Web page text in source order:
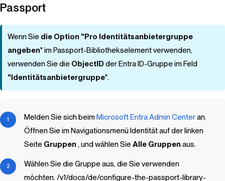
Passport
Wenn Sie die Option "Pro Identitätsanbietergruppe
angeben" im Passport-Bibliothekselement verwenden,
verwenden Sie die ObjectID der Entra ID-Gruppe im Feld
"Identitätsanbietergruppe".
Melden Sie sich beimMicrosoft Entra Admin Centeran.
Öffnen Sie im Navigationsmenü Identität auf der linken
Seite Gruppen, und wählen Sie Alle Gruppenaus.
Wählen Sie die Gruppe aus, die Sie verwenden
möchten. /v1/docs/de/configure-the-passport-library-